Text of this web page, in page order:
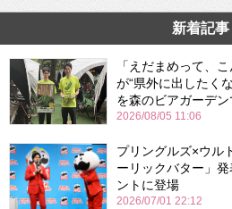
新着記事
「えだまめって、
が“県外に出したく
を森のビアガーデン
2026/08/05 11:06
プリングルズ×ウル
ーリックバター」
ントに登場
2026/07/01 22:12